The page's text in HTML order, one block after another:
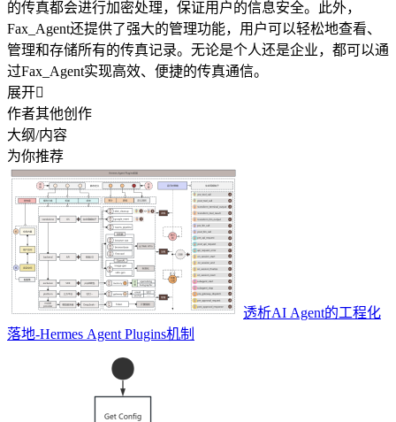
的传真都会进行加密处理，保证用户的信息安全。此外，
Fax_Agent还提供了强大的管理功能，用户可以轻松地查看、
管理和存储所有的传真记录。无论是个人还是企业，都可以通
过Fax_Agent实现高效、便捷的传真通信。
展开
作者其他创作
大纲/内容
为你推荐
透析AI Agent的工程化
落地-Hermes Agent Plugins机制